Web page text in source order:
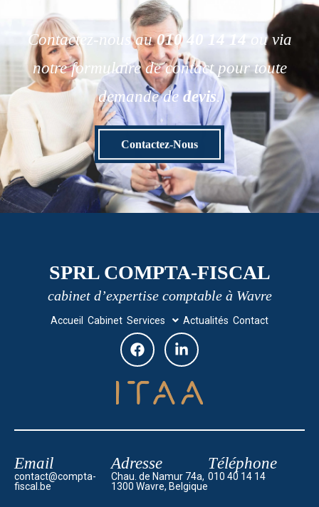
Contactez-nous au010 40 14 14
ou via
notre formulaire de contact pour toute
demande de devis.
Contactez-Nous
SPRL COMPTA-FISCAL
cabinet d’expertise comptable à Wavre
Accueil Cabinet Services Actualités Contact
Email
contact@compta-
fiscal.be
Adresse
Chau. de Namur 74a,
1300 Wavre, Belgique
Téléphone
010 40 14 14